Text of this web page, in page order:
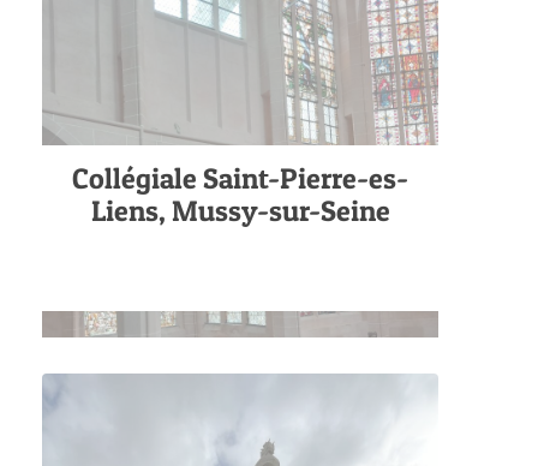
Collégiale Saint-Pierre-es-
Liens, Mussy-sur-Seine